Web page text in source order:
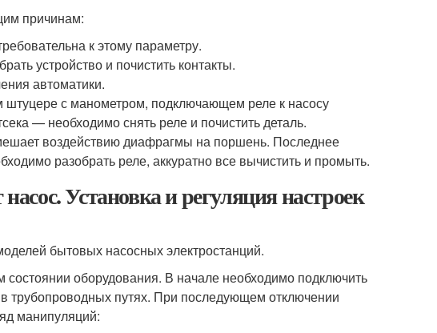
причинам:
к этому параметру.
устройство и почистить контакты.
автоматики.
с манометром, подключающем реле к насосу
— необходимо снять реле и почистить деталь.
воздействию диафрагмы на поршень. Последнее
разобрать реле, аккуратно все вычистить и промыть.
Установка и регуляция настроек
бытовых насосных электростанций.
оборудования. В начале необходимо подключить
трубопроводных путях. При последующем отключении
манипуляций: